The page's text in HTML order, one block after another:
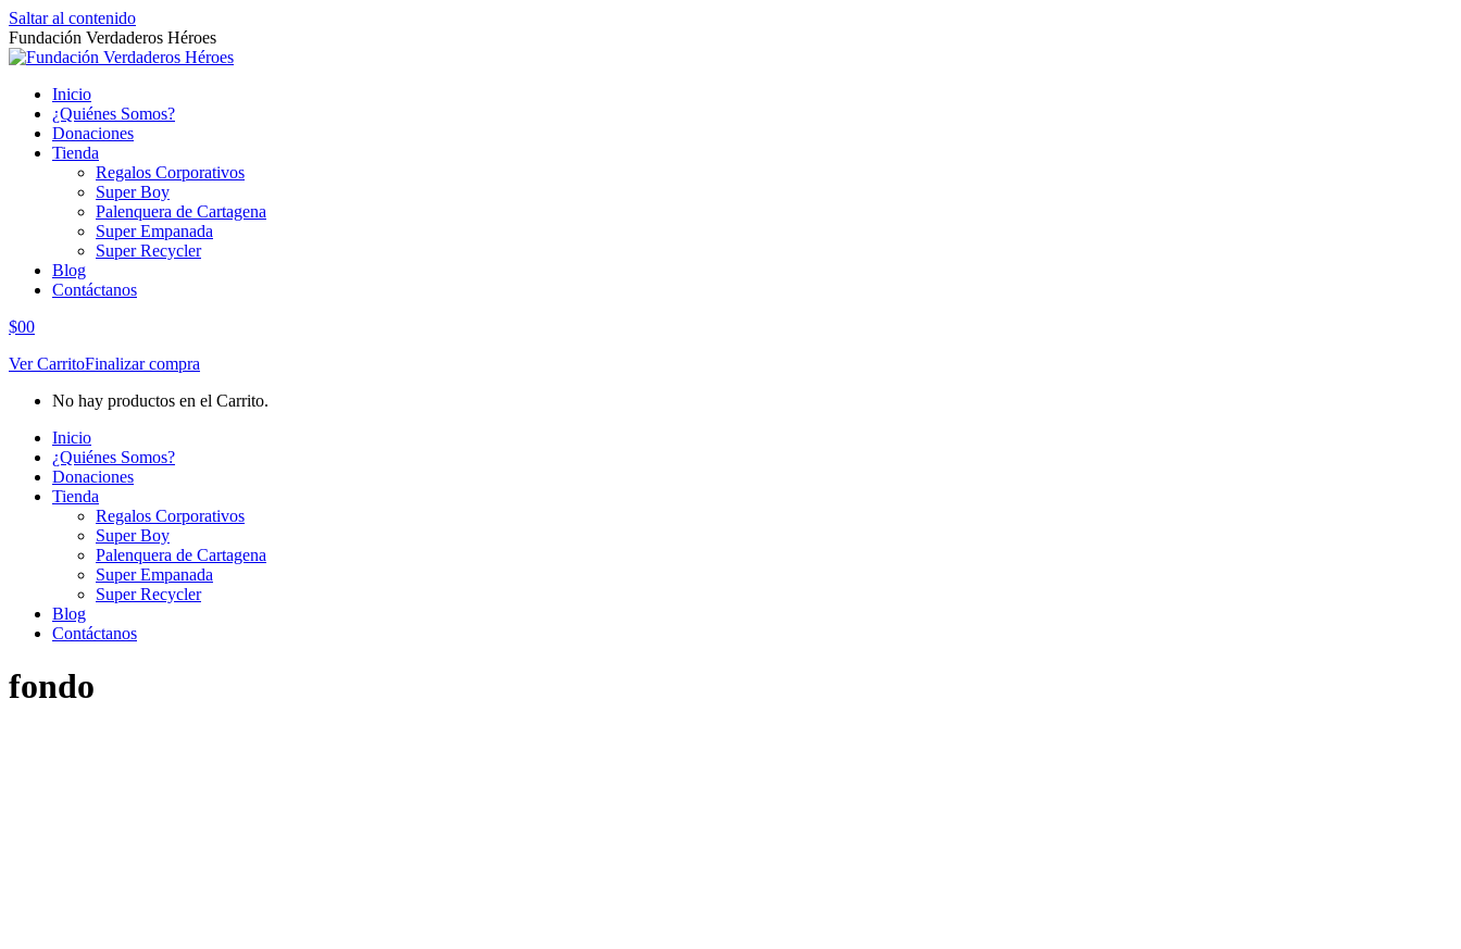
Saltar al contenido
Fundación Verdaderos Héroes
Inicio
¿Quiénes Somos?
Donaciones
Tienda
Regalos Corporativos
Super Boy
Palenquera de Cartagena
Super Empanada
Super Recycler
Blog
Contáctanos
$00
Ver CarritoFinalizar compra
No hay productos en el Carrito.
Inicio
¿Quiénes Somos?
Donaciones
Tienda
Regalos Corporativos
Super Boy
Palenquera de Cartagena
Super Empanada
Super Recycler
Blog
Contáctanos
fondo